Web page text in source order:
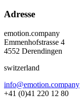
Adresse
emotion.company
Emmenhofstrasse 4
4552 Derendingen
switzerland
info@emotion.company
+41 (0)41 220 12 80